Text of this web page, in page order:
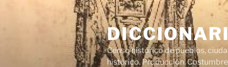
Censo histórico de pueblos,
histórico. Producción.